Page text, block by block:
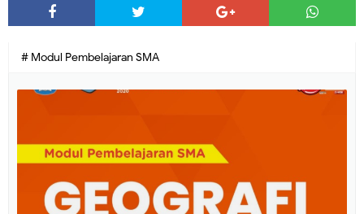
# Modul Pembelajaran SMA